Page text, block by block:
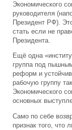
Экономического
руководителя
Президент РФ).
стать если не
Президента.
Ещё одна
группа под
реформ и
рабочую группу
Экономического
основных
Само по себе
признак того, что